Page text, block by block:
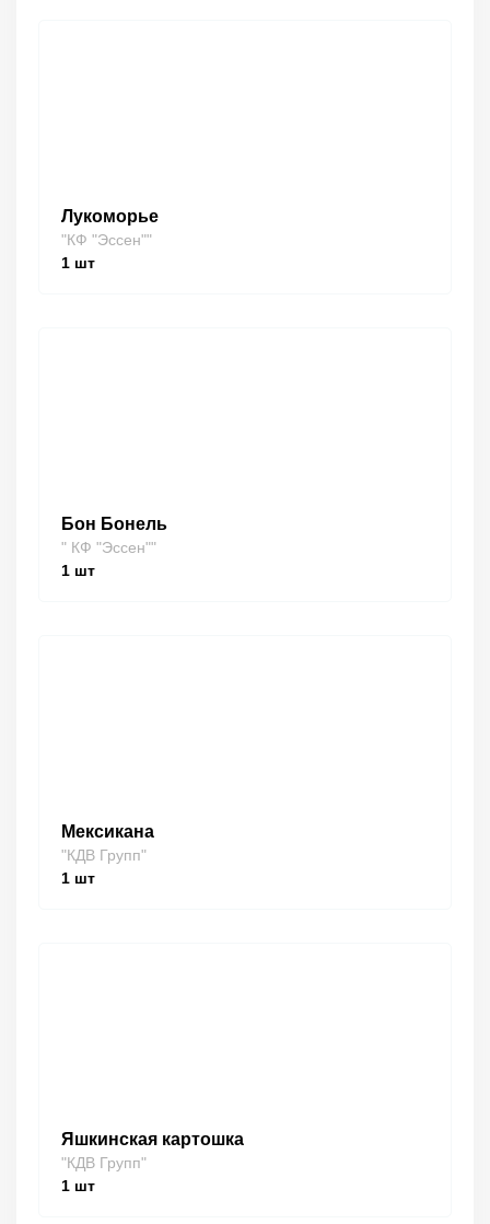
Лукоморье
"КФ "Эссен""
1 шт
Бон Бонель
" КФ "Эссен""
1 шт
Мексикана
"КДВ Групп"
1 шт
Яшкинская картошка
"КДВ Групп"
1 шт